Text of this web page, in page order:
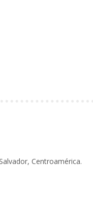
Centroamérica.